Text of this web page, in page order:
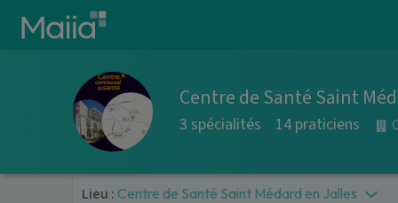
Aller au contenu principal
Centre de Santé Saint
3 spécialités 14 praticiens
Lieu : Centre de Santé Saint Médard en Jalles